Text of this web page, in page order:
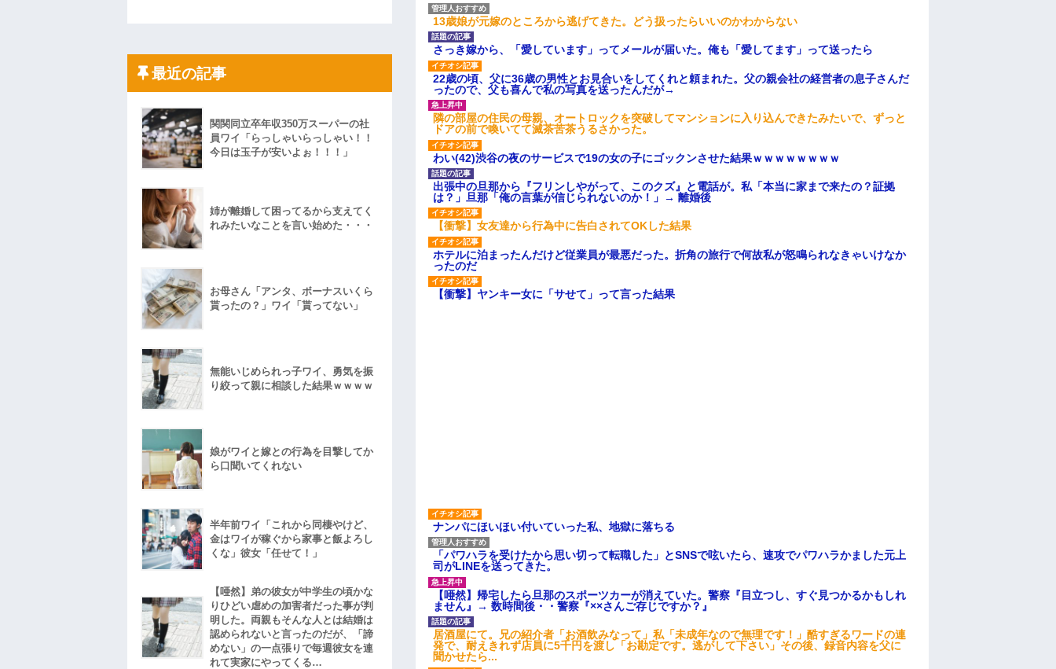
13歳娘が元嫁のところから逃げてきた。どう扱ったらいいのかわからない
さっき嫁から、「愛しています」ってメールが届いた。俺も「愛してます」って送ったら
22歳の頃、父に36歳の男性とお見合いをしてくれと頼まれた。父の親会社の経営者の息子さんだ
ったので、父も喜んで私の写真を送ったんだが→
隣の部屋の住民の母親、オートロックを突破してマンションに入り込んできたみたいで、ずっと
ドアの前で喚いてて滅茶苦茶うるさかった。
わい(42)渋谷の夜のサービスで19の女の子にゴックンさせた結果ｗｗｗｗｗｗｗｗ
出張中の旦那から『フリンしやがって、このクズ』と電話が。私「本当に家まで来たの？証拠
は？」旦那「俺の言葉が信じられないのか！」→ 離婚後
【衝撃】女友達から行為中に告白されてOKした結果
ホテルに泊まったんだけど従業員が最悪だった。折角の旅行で何故私が怒鳴られなきゃいけなか
ったのだ
【衝撃】ヤンキー女に「サせて」って言った結果
ナンパにほいほい付いていった私、地獄に落ちる
「パワハラを受けたから思い切って転職した」とSNSで呟いたら、速攻でパワハラかました元上
司がLINEを送ってきた。
【唖然】帰宅したら旦那のスポーツカーが消えていた。警察『目立つし、すぐ見つかるかもしれ
ません』→ 数時間後・・警察『××さんご存じですか？』
居酒屋にて。兄の紹介者「お酒飲みなって」私「未成年なので無理です！」酷すぎるワードの連
発で、耐えきれず店員に5千円を渡し「お勘定です。逃がして下さい」その後、録音内容を父に
聞かせたら...
最近の記事
関関同立卒年収350万スーパーの社
員ワイ「らっしゃいらっしゃい！！
今日は玉子が安いよぉ！！！」
姉が離婚して困ってるから支えてく
れみたいなことを言い始めた・・・
お母さん「アンタ、ボーナスいくら
貰ったの？」ワイ「貰ってない」
無能いじめられっ子ワイ、勇気を振
り絞って親に相談した結果ｗｗｗｗ
娘がワイと嫁との行為を目撃してか
ら口聞いてくれない
半年前ワイ「これから同棲やけど、
金はワイが稼ぐから家事と飯よろし
くな」彼女「任せて！」
【唖然】弟の彼女が中学生の頃かな
りひどい虐めの加害者だった事が判
明した。両親もそんな人とは結婚は
認められないと言ったのだが、「諦
めない」の一点張りで毎週彼女を連
れて実家にやってくる…